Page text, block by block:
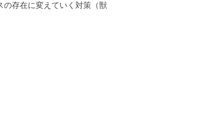
の存在に変えていく対策（獣